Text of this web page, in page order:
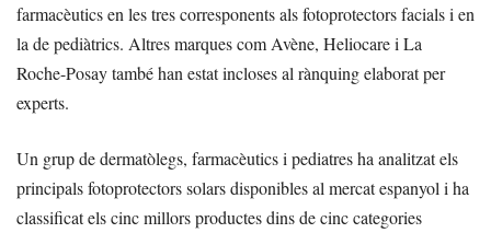
farmacèutics en les tres corresponents als fotoprotectors facials i en
la de pediàtrics. Altres marques com Avène, Heliocare i La
Roche-Posay també han estat incloses al rànquing elaborat per
experts.
Un grup de dermatòlegs, farmacèutics i pediatres ha analitzat els
principals fotoprotectors solars disponibles al mercat espanyol i ha
classificat els cinc millors productes dins de cinc categories